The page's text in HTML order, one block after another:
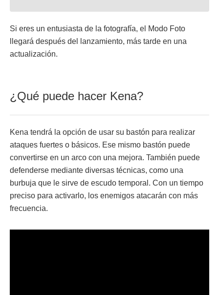
Si eres un entusiasta de la fotografía, el Modo Foto
llegará después del lanzamiento, más tarde en una
actualización.
¿Qué puede hacer Kena?
Kena tendrá la opción de usar su bastón para realizar
ataques fuertes o básicos. Ese mismo bastón puede
convertirse en un arco con una mejora. También puede
defenderse mediante diversas técnicas, como una
burbuja que le sirve de escudo temporal. Con un tiempo
preciso para activarlo, los enemigos atacarán con más
frecuencia.